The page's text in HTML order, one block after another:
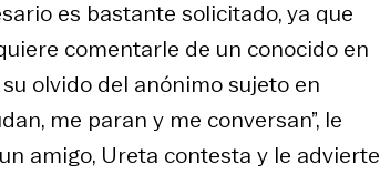
es bastante solicitado, ya que
comentarle de un conocido en
olvido del anónimo sujeto en
me paran y me conversan”, le
amigo, Ureta contesta y le advierte